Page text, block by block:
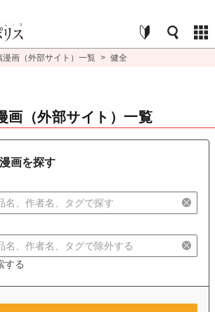
漫画（外部サイト）一覧 > 健全
画（外部サイト）一覧
画を探す
する